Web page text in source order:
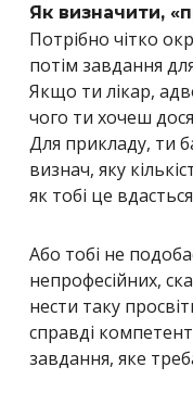
Як визначити,
Потрібно чітко
потім завдання
Якщо ти лікар,
чого ти хочеш
Для прикладу, ти
визнач, яку
як тобі це
Або тобі не
непрофесійних,
нести таку
справді
завдання, яке